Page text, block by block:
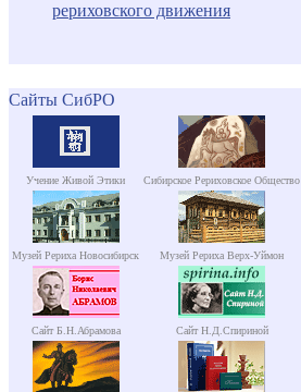
рериховского движения
Сайты СибРО
Учение Живой Этики Сибирское Рериховское Общество
Музей Рериха Новосибирск Музей Рериха Верх-Уймон
Сайт Б.Н.Абрамова Сайт Н.Д.Спириной